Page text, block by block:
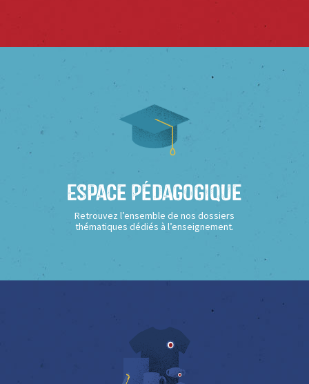
Espace Pédagogique
Retrouvez l’ensemble de nos dossiers
thématiques dédiés à l’enseignement.